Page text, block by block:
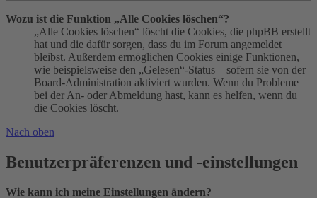
Wozu ist die Funktion „Alle Cookies löschen“?
„Alle Cookies löschen“ löscht die Cookies, die phpBB erstellt
hat und die dafür sorgen, dass du im Forum angemeldet
bleibst. Außerdem ermöglichen Cookies einige Funktionen,
wie beispielsweise den „Gelesen“-Status – sofern sie von der
Board-Administration aktiviert wurden. Wenn du Probleme
bei der An- oder Abmeldung hast, kann es helfen, wenn du
die Cookies löscht.
Nach oben
Benutzerpräferenzen und -einstellungen
Wie kann ich meine Einstellungen ändern?